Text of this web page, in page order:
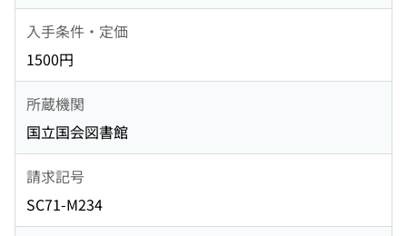
入手条件・定価
1500円
所蔵機関
国立国会図書館
請求記号
SC71-M234